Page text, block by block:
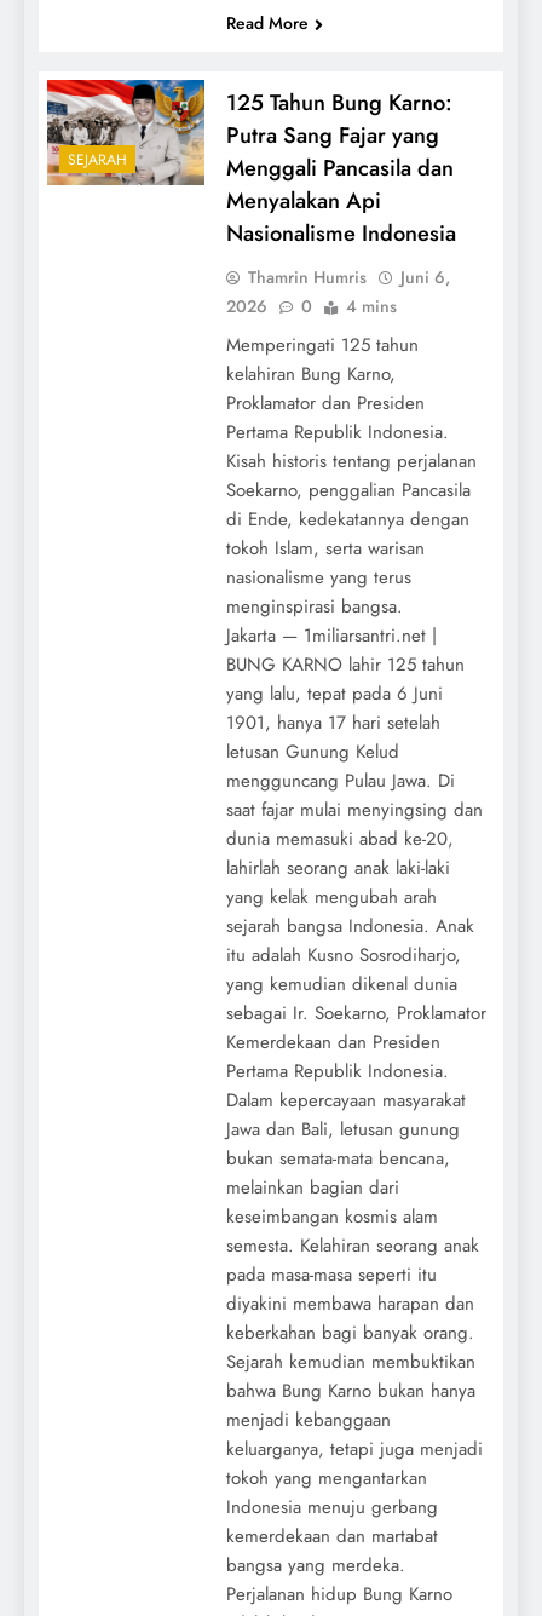
Read More
SEJARAH
125 Tahun Bung Karno:
Putra Sang Fajar yang
Menggali Pancasila dan
Menyalakan Api
Nasionalisme Indonesia
Thamrin Humris
Juni 6,
2026
0 4 mins
Memperingati 125 tahun
kelahiran Bung Karno,
Proklamator dan Presiden
Pertama Republik Indonesia.
Kisah historis tentang perjalanan
Soekarno, penggalian Pancasila
di Ende, kedekatannya dengan
tokoh Islam, serta warisan
nasionalisme yang terus
menginspirasi bangsa.
Jakarta — 1miliarsantri.net |
BUNG KARNO lahir 125 tahun
yang lalu, tepat pada 6 Juni
1901, hanya 17 hari setelah
letusan Gunung Kelud
mengguncang Pulau Jawa. Di
saat fajar mulai menyingsing dan
dunia memasuki abad ke-20,
lahirlah seorang anak laki-laki
yang kelak mengubah arah
sejarah bangsa Indonesia. Anak
itu adalah Kusno Sosrodiharjo,
yang kemudian dikenal dunia
sebagai Ir. Soekarno, Proklamator
Kemerdekaan dan Presiden
Pertama Republik Indonesia.
Dalam kepercayaan masyarakat
Jawa dan Bali, letusan gunung
bukan semata-mata bencana,
melainkan bagian dari
keseimbangan kosmis alam
semesta. Kelahiran seorang anak
pada masa-masa seperti itu
diyakini membawa harapan dan
keberkahan bagi banyak orang.
Sejarah kemudian membuktikan
bahwa Bung Karno bukan hanya
menjadi kebanggaan
keluarganya, tetapi juga menjadi
tokoh yang mengantarkan
Indonesia menuju gerbang
kemerdekaan dan martabat
bangsa yang merdeka.
Perjalanan hidup Bung Karno